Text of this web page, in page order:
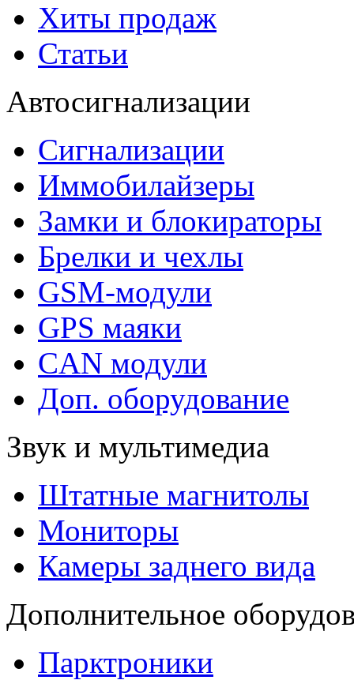
Хиты продаж
Статьи
Автосигнализации
Сигнализации
Иммобилайзеры
Замки и блокираторы
Брелки и чехлы
GSM-модули
GPS маяки
CAN модули
Доп. оборудование
Звук и мультимедиа
Штатные магнитолы
Мониторы
Камеры заднего вида
Дополнительное
Парктроники